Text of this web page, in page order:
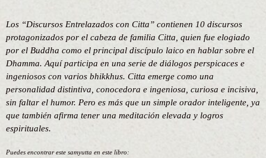
Los “Discursos Entrelazados con Citta” contienen 10 discursos
protagonizados por el cabeza de familia Citta, quien fue elogiado
por el Buddha como el principal discípulo laico en hablar sobre el
Dhamma. Aquí participa en una serie de diálogos perspicaces e
ingeniosos con varios bhikkhus. Citta emerge como una
personalidad distintiva, conocedora e ingeniosa, curiosa e incisiva,
sin faltar el humor. Pero es más que un simple orador inteligente, ya
que también afirma tener una meditación elevada y logros
espirituales.
Puedes encontrar este samyutta en este libro: